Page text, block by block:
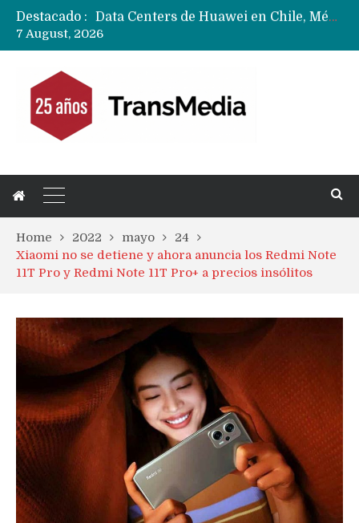
Destacado :
Data Centers de Huawei en Chile, México, Brasil,Perú y Argentina podrían verse afectados por arremetida de EE.UU
7 August, 2026
Home 2022 mayo
24
Xiaomi no se detiene y ahora anuncia los Redmi Note
11T Pro y Redmi Note 11T Pro+ a precios insólitos